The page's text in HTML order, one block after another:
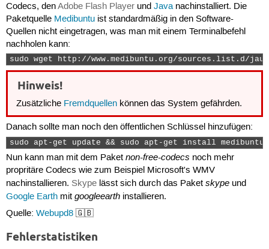
Codecs, denAdobe Flash Playerund Javanachinstalliert. Die
Paketquelle Medibuntuist standardmäßig in den Software-
Quellen nicht eingetragen, was man mit einem Terminalbefehl
nachholen kann:
sudo wget http://www.medibuntu.org/sources.list.d/
Hinweis!
Zusätzliche Fremdquellen können das System gefährden.
Danach sollte man noch den öffentlichen Schlüssel hinzufügen:
sudo apt-get update && sudo apt-get install
Nun kann man mit dem Paket non-free-codecs noch mehr
propritäre Codecs wie zum Beispiel Microsoft's WMV
nachinstallieren. Skypelässt sich durch das Paket skypeund
Google Earthmit googleearthinstallieren.
Quelle: Webupd8🇬🇧
Fehlerstatistiken